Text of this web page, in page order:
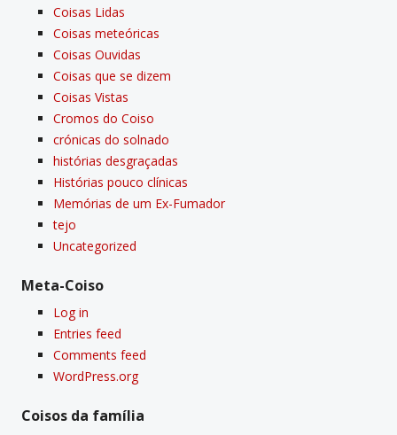
Coisas Lidas
Coisas meteóricas
Coisas Ouvidas
Coisas que se dizem
Coisas Vistas
Cromos do Coiso
crónicas do solnado
histórias desgraçadas
Histórias pouco clí­nicas
Memórias de um Ex-Fumador
tejo
Uncategorized
Meta-Coiso
Log in
Entries feed
Comments feed
WordPress.org
Coisos da famí­lia